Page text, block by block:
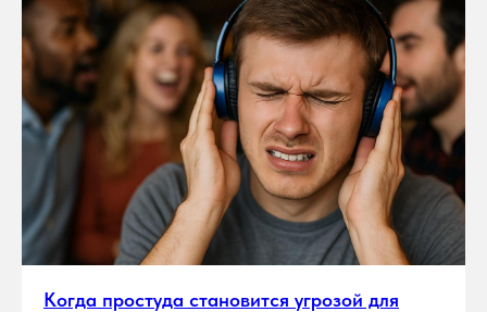
Когда простуда становится угрозой для